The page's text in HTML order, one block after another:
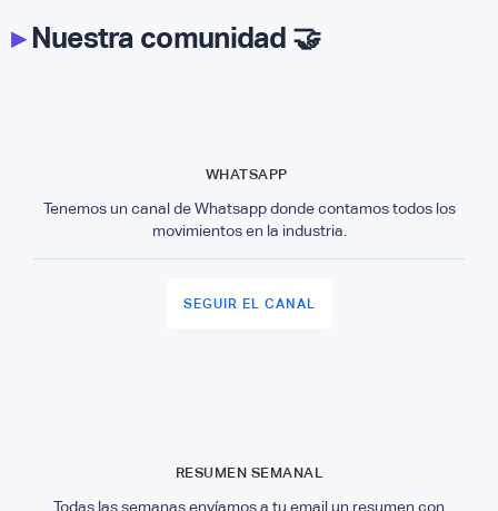
▸Nuestra comunidad 🤝
WHATSAPP
Tenemos un canal de Whatsapp donde contamos todos los
movimientos en la industria.
SEGUIR EL CANAL
RESUMEN SEMANAL
Todas las semanas envíamos a tu email un resumen con